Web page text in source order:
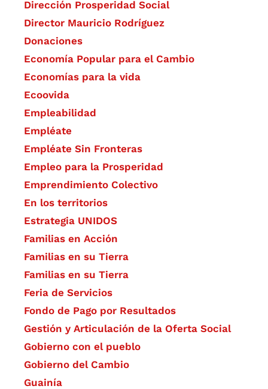
Dirección Prosperidad Social
Director Mauricio Rodríguez
Donaciones
Economía Popular para el Cambio
Economías para la vida
Ecoovida
Empleabilidad
Empléate
Empléate Sin Fronteras
Empleo para la Prosperidad
Emprendimiento Colectivo
En los territorios
Estrategia UNIDOS
Familias en Acción
Familias en su Tierra
Familias en su Tierra
Feria de Servicios
Fondo de Pago por Resultados
Gestión y Articulación de la Oferta Social
Gobierno con el pueblo
Gobierno del Cambio
Guainía